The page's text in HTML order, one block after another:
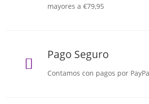
mayores a €79,95

Pago Seguro
Contamos con pagos por